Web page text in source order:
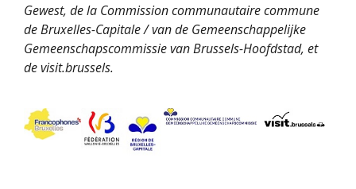
Gewest, de la Commission communautaire commune
de Bruxelles-Capitale / van de Gemeenschappelijke
Gemeenschapscommissie van Brussels-Hoofdstad, et
de visit.brussels.